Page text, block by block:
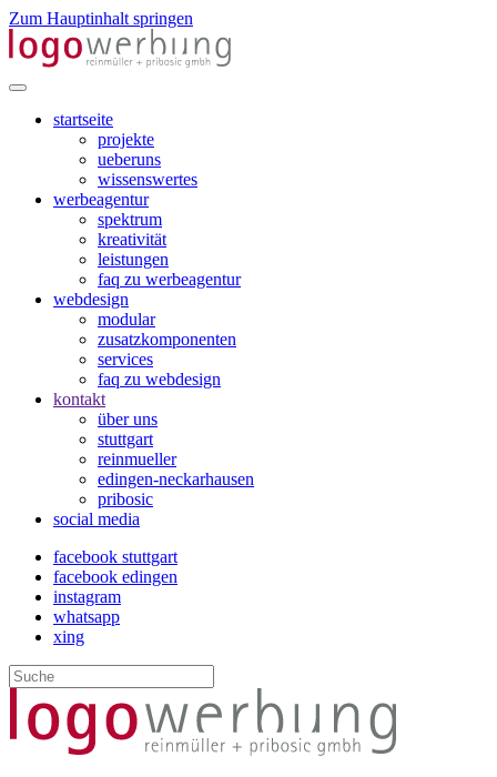
Zum Hauptinhalt springen
startseite
projekte
ueberuns
wissenswertes
werbeagentur
spektrum
kreativität
leistungen
faq zu werbeagentur
webdesign
modular
zusatzkomponenten
services
faq zu webdesign
kontakt
über uns
stuttgart
reinmueller
edingen-neckarhausen
pribosic
social media
facebook stuttgart
facebook edingen
instagram
whatsapp
xing